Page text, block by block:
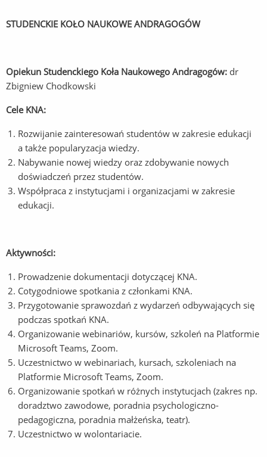
STUDENCKIE KOŁO NAUKOWE ANDRAGOGÓW
Opiekun Studenckiego Koła Naukowego Andragogów: dr
Zbigniew Chodkowski
Cele KNA:
Rozwijanie zainteresowań studentów w zakresie edukacji
a także popularyzacja wiedzy.
Nabywanie nowej wiedzy oraz zdobywanie nowych
doświadczeń przez studentów.
Współpraca z instytucjami i organizacjami w zakresie
edukacji.
Aktywności:
Prowadzenie dokumentacji dotyczącej KNA.
Cotygodniowe spotkania z członkami KNA.
Przygotowanie sprawozdań z wydarzeń odbywających się
podczas spotkań KNA.
Organizowanie webinariów, kursów, szkoleń na Platformie
Microsoft Teams, Zoom.
Uczestnictwo w webinariach, kursach, szkoleniach na
Platformie Microsoft Teams, Zoom.
Organizowanie spotkań w różnych instytucjach (zakres np.
doradztwo zawodowe, poradnia psychologiczno-
pedagogiczna, poradnia małżeńska, teatr).
Uczestnictwo w wolontariacie.